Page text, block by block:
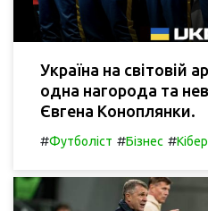
Україна на світовій
одна нагорода та
Євгена Коноплянки.
#Футболіст #Бізнес #